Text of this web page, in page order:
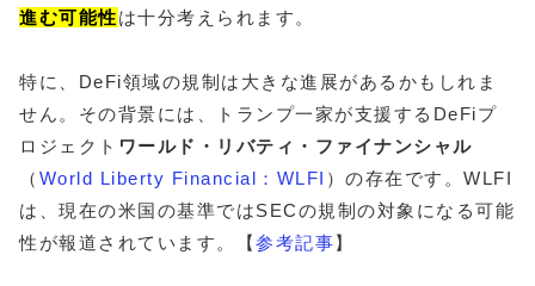
進む可能性は十分考えられます。
特に、DeFi領域の規制は大きな進展があるかもしれま
せん。その背景には、トランプ一家が支援するDeFiプ
ロジェクト ワールド・リバティ・ファイナンシャル
（ World Liberty Financial：WLFI ）の存在です。WLFI
は、現在の米国の基準ではSECの規制の対象になる可能
性が報道されています。【参考記事】